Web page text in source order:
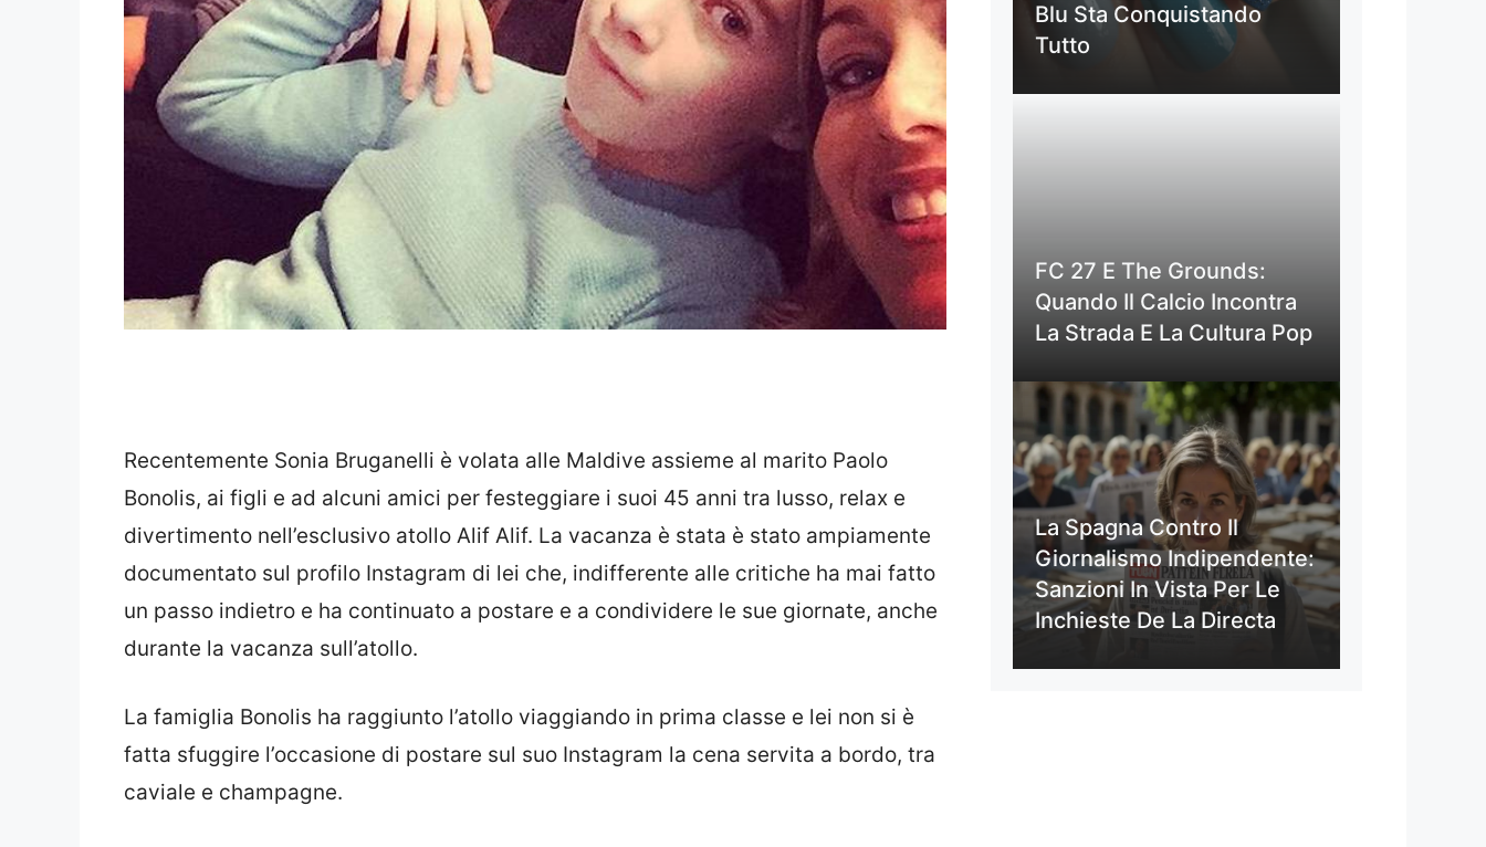
Recentemente Sonia Bruganelli è volata alle Maldive assieme al marito Paolo
Bonolis, ai figli e ad alcuni amici per festeggiare i suoi 45 anni tra lusso, relax e
divertimento nell’esclusivo atollo Alif Alif. La vacanza è stata è stato ampiamente
documentato sul profilo Instagram di lei che, indifferente alle critiche ha mai fatto
un passo indietro e ha continuato a postare e a condividere le sue giornate, anche
durante la vacanza sull’atollo.
La famiglia Bonolis ha raggiunto l’atollo viaggiando in prima classe e lei non si è
fatta sfuggire l’occasione di postare sul suo Instagram la cena servita a bordo, tra
caviale e champagne.
Blu Sta Conquistando
Tutto
FC 27 E The Grounds:
Quando Il Calcio Incontra
La Strada E La Cultura Pop
La Spagna Contro Il
Giornalismo Indipendente:
Sanzioni In Vista Per Le
Inchieste De La Directa